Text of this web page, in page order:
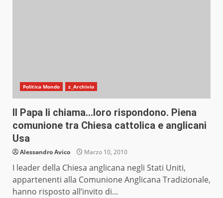
Politica Mondo z_Archivio
Il Papa li chiama…loro rispondono. Piena
comunione tra Chiesa cattolica e anglicani
Usa
Alessandro Avico Marzo 10, 2010
I leader della Chiesa anglicana negli Stati Uniti,
appartenenti alla Comunione Anglicana Tradizionale,
hanno risposto all’invito di...